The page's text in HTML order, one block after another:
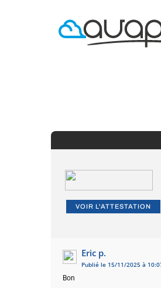
VOIR L'ATTESTATION
Eric p.
Publié le 15/11/2025 à
Bon